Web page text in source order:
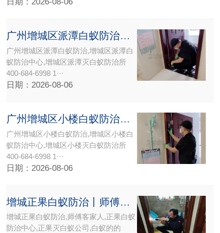
日期：2026-08-06
广州增城区派潭白蚁防治中心所灭白蚁公司【权威白蚁防治机构】携高端白蚁检测设备上门检查灭治
广州增城区派潭白蚁防治,增城区派潭白
蚁防治中心,增城区派潭灭白蚁防治所
400-684-6998 1···
日期：2026-08-06
广州增城区小楼白蚁防治中心所灭白蚁公司【权威白蚁防治机构】携高端白蚁检测设备上门检查灭治
广州增城区小楼白蚁防治,增城区小楼白
蚁防治中心,增城区小楼灭白蚁防治所
400-684-6998 1···
日期：2026-08-06
增城正果白蚁防治丨师傅客家人{正果白蚁防治中心}正果灭白蚁公司
增城正果白蚁防治,师傅客家人,正果白蚁
防治中心,正果灭白蚁公司,白蚁的的